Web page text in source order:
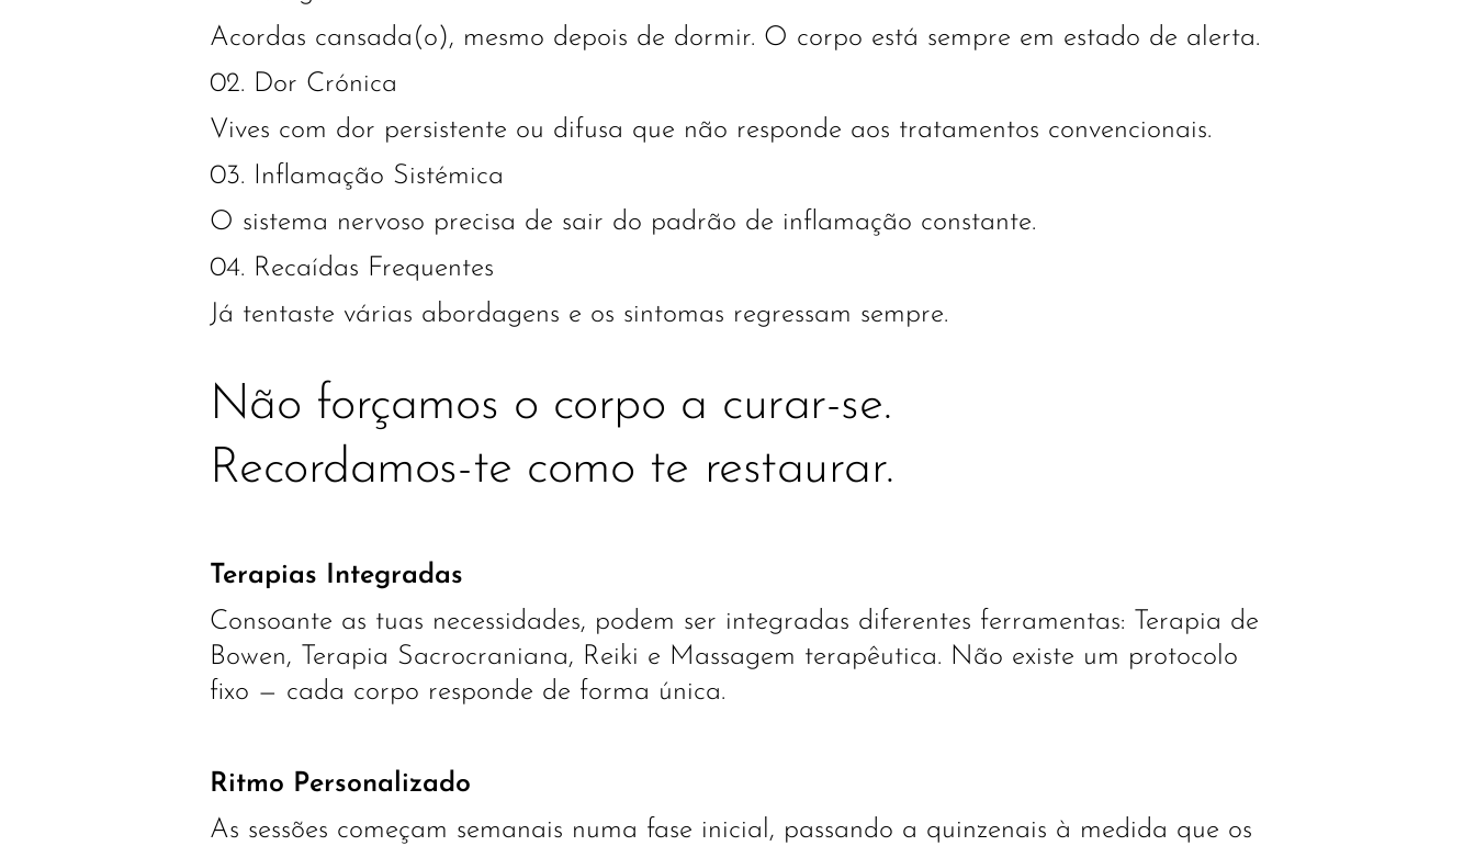
Acordas cansada(o), mesmo depois de dormir. O corpo está sempre em estado de alerta.
02. Dor Crónica
Vives com dor persistente ou difusa que não responde aos tratamentos convencionais.
03. Inflamação Sistémica
O sistema nervoso precisa de sair do padrão de inflamação constante.
04. Recaídas Frequentes
Já tentaste várias abordagens e os sintomas regressam sempre.
Não forçamos o corpo a curar-se.
Recordamos-te como te restaurar.
Terapias Integradas
Consoante as tuas necessidades, podem ser integradas diferentes ferramentas: Terapia de
Bowen, Terapia Sacrocraniana, Reiki e Massagem terapêutica. Não existe um protocolo
fixo — cada corpo responde de forma única.
Ritmo Personalizado
As sessões começam semanais numa fase inicial, passando a quinzenais à medida que os